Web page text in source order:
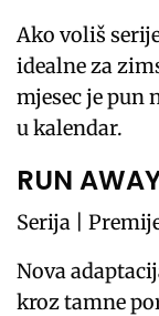
Ako voliš
idealne za
mjesec je pun
u kalendar.
RUN
Serija |
Nova
kroz tamne